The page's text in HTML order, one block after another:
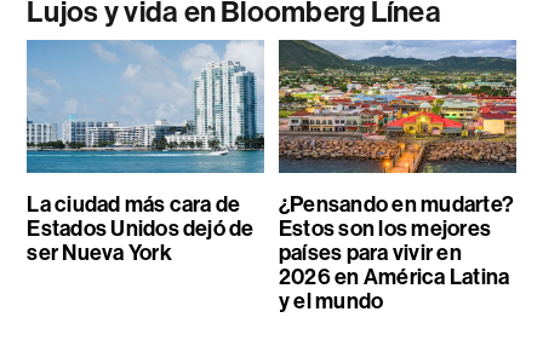
Lujos y vida en Bloomberg Línea
La ciudad más cara de
Estados Unidos dejó de
ser Nueva York
¿Pensando en mudarte?
Estos son los mejores
países para vivir en
2026 en América Latina
y el mundo